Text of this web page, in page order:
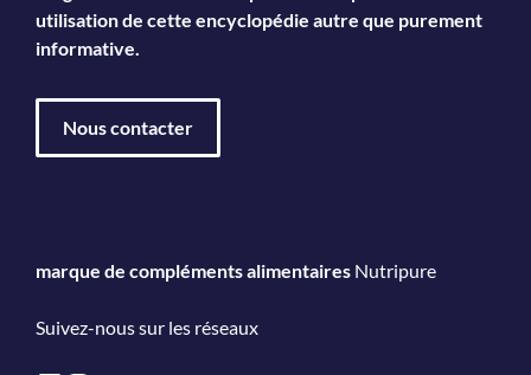
utilisation de cette encyclopédie autre que purement
informative.
Nous contacter
marque de compléments alimentaires Nutripure
Suivez-nous sur les réseaux